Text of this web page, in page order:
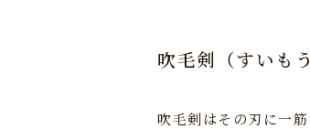
吹毛剣（すいも
吹毛剣はその刃に一